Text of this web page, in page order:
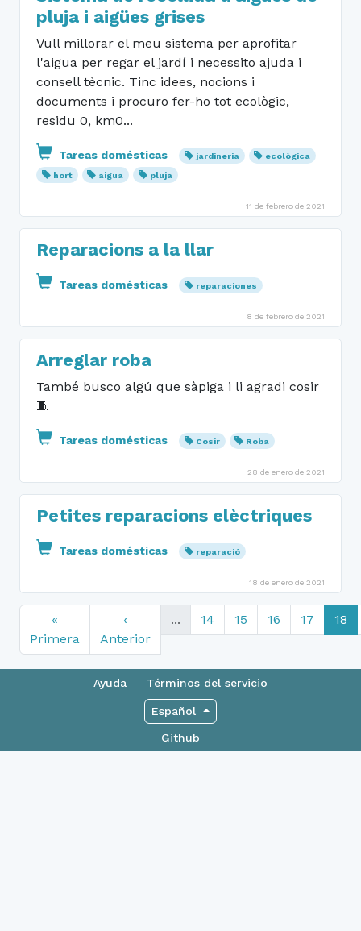
pluja i aigües grises
Vull millorar el meu sistema per aprofitar
l'aigua per regar el jardí i necessito ajuda i
consell tècnic. Tinc idees, nocions i
documents i procuro fer-ho tot ecològic,
residu 0, km0...
Tareas domésticas jardineria
ecològica
hort
aigua pluja
11 de febrero de 2021
Reparacions a la llar
Tareas domésticas reparaciones
8 de febrero de 2021
Arreglar roba
També busco algú que sàpiga i li agradi cosir
🧵
Tareas domésticas Cosir Roba
28 de enero de 2021
Petites reparacions elèctriques
Tareas domésticas reparació
18 de enero de 2021
«
Primera
‹
Anterior
... 14 15 16 17 18
Ayuda Términos del servicio
Español
Github